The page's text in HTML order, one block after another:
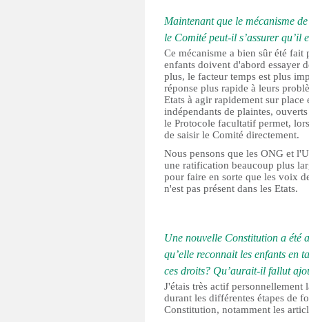
Maintenant que le mécanisme
le Comité peut-il s’assurer qu’il
Ce mécanisme a bien sûr été
enfants doivent d'abord essayer
plus, le facteur temps est plus
réponse plus rapide à leurs
Etats à agir rapidement sur place
indépendants de plaintes,
le Protocole facultatif permet,
de saisir le Comité directement.
Nous pensons que les ONG et
une ratification beaucoup plus
pour faire en sorte que les voix
n'est pas présent dans les Etats.
Une nouvelle Constitution a été
qu’elle reconnait les enfants en
ces droits? Qu’aurait-il fallut
J'étais très actif personnellement
durant les différentes étapes de
Constitution, notamment les